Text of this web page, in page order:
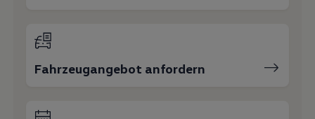
Fahrzeugangebot anfordern